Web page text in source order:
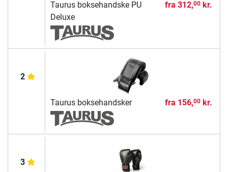
Taurus boksehandske PU
Deluxe
fra 312,00kr.
2
Taurus boksehandsker fra 156,00kr.
3